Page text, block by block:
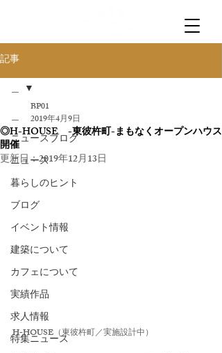
記事
＿
ニュースブログ
ニュース
暮らしのヒント
ブログ
イベント情報
建築について
カフェについて
実績作品
求人情報
特集ニュース
＿
◎H-HOUSE -東彼杵町-まもなくオープンハウス
開催
BP01
2019年4月9日
更新日：2019年12月13日
H-HOUSE （東彼杵町／実施設計中）